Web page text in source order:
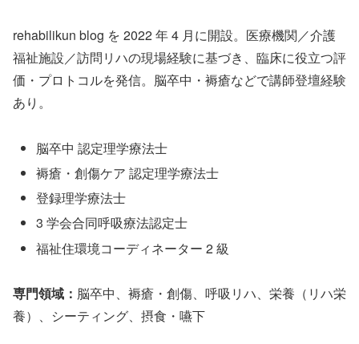
rehabilikun blog を 2022 年 4 月に開設。医療機関／介護
福祉施設／訪問リハの現場経験に基づき、臨床に役立つ評
価・プロトコルを発信。脳卒中・褥瘡などで講師登壇経験
あり。
脳卒中 認定理学療法士
褥瘡・創傷ケア 認定理学療法士
登録理学療法士
3 学会合同呼吸療法認定士
福祉住環境コーディネーター 2 級
専門領域： 脳卒中、褥瘡・創傷、呼吸リハ、栄養（リハ栄
養）、シーティング、摂食・嚥下